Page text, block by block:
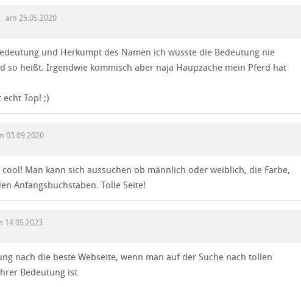
am 25.05.2020
und Herkumpt des Namen ich wusste die Bedeutung nie
so heißt. Irgendwie kommisch aber naja Haupzache mein Pferd hat
echt Top! ;)
03.09.2020
cool! Man kann sich aussuchen ob männlich oder weiblich, die Farbe,
Anfangsbuchstaben. Tolle Seite!
14.05.2023
nach die beste Webseite, wenn man auf der Suche nach tollen
Bedeutung ist